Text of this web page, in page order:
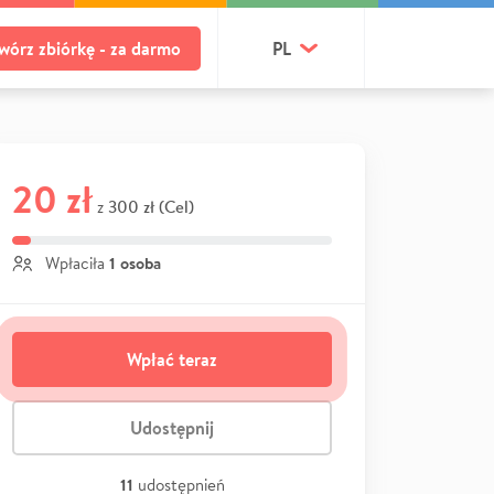
zbiórkę - za darmo PL
20 zł z 300 zł (Cel)
Wpłaciła 1 osoba
Wpłać teraz
Udostępnij
11 udostępnień